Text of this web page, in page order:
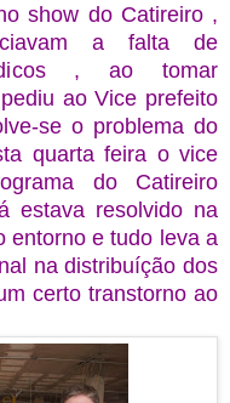
show do Catireiro ,
a falta de
, ao tomar
ao Vice prefeito
se o problema do
quarta feira o vice
do Catireiro
estava resolvido na
entorno e tudo leva a
na distribuíção dos
certo transtorno ao